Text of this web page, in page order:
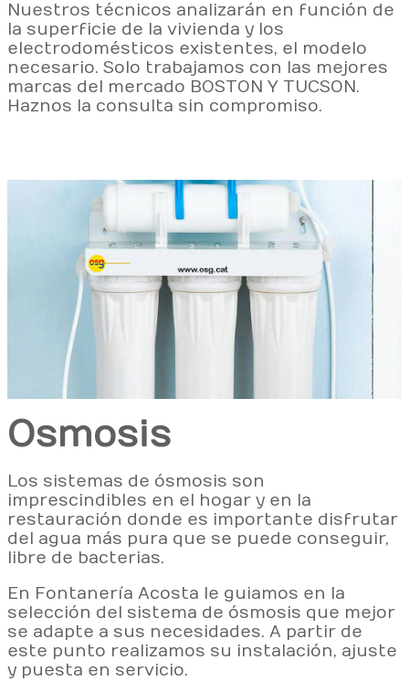
Nuestros técnicos analizarán en función de
la superficie de la vivienda y los
electrodomésticos existentes, el modelo
necesario. Solo trabajamos con las mejores
marcas del mercado BOSTON Y TUCSON.
Haznos la consulta sin compromiso.
Osmosis
Los sistemas de ósmosis son
imprescindibles en el hogar y en la
restauración donde es importante disfrutar
del agua más pura que se puede conseguir,
libre de bacterias.
En Fontanería Acosta le guiamos en la
selección del sistema de ósmosis que mejor
se adapte a sus necesidades. A partir de
este punto realizamos su instalación, ajuste
y puesta en servicio.